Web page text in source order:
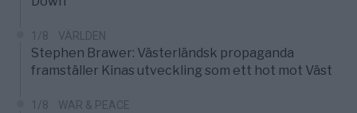
1/8 VÄRLDEN
Stephen Brawer: Västerländsk propaganda
framställer Kinas utveckling som ett hot mot Väst
1/8 WAR & PEACE